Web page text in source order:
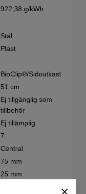
922,38 g/kWh
Stål
Plast
BioClip®/Sidoutkast
51 cm
Ej tillgänglig som
tillbehör
Ej tillämplig
7
Central
75 mm
25 mm